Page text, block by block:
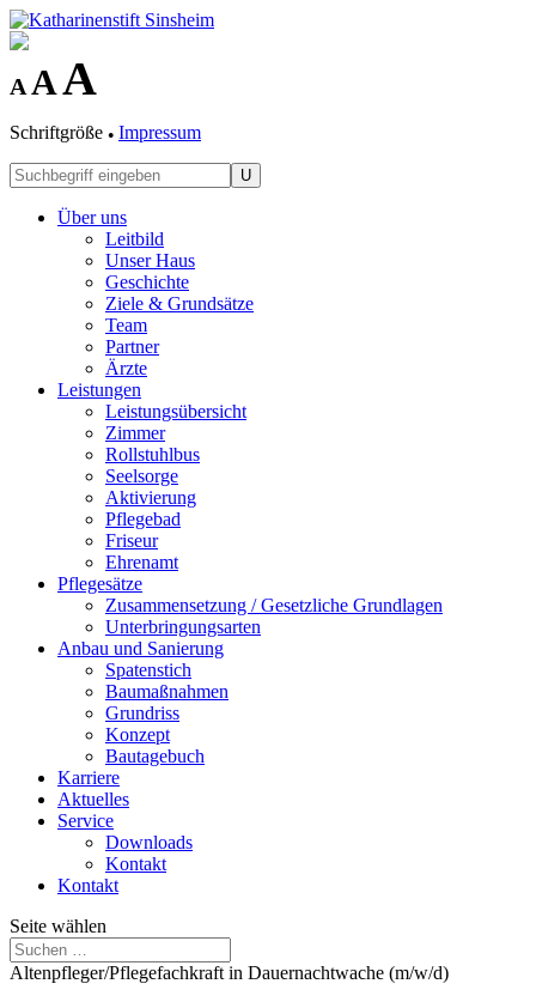
AAA
Schriftgröße ● Impressum
U
Über uns
Leitbild
Unser Haus
Geschichte
Ziele & Grundsätze
Team
Partner
Ärzte
Leistungen
Leistungsübersicht
Zimmer
Rollstuhlbus
Seelsorge
Aktivierung
Pflegebad
Friseur
Ehrenamt
Pflegesätze
Zusammensetzung / Gesetzliche Grundlagen
Unterbringungsarten
Anbau und Sanierung
Spatenstich
Baumaßnahmen
Grundriss
Konzept
Bautagebuch
Karriere
Aktuelles
Service
Downloads
Kontakt
Kontakt
Seite wählen
Altenpfleger/Pflegefachkraft in Dauernachtwache (m/w/d)